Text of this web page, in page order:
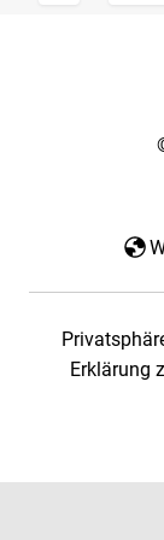
Erklärung